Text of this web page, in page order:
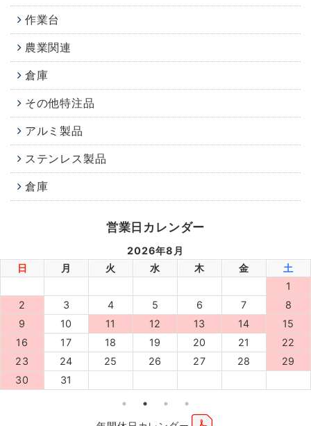
作業台
農業関連
倉庫
その他特注品
アルミ製品
ステンレス製品
倉庫
営業日カレンダー
2026年8月
日
月 火 水 木 金
土
1
2
3 4 5 6 7
8
9
10 11 12 13 14
15
16
17 18 19 20 21
22
23
24 25 26 27 28
29
30
31